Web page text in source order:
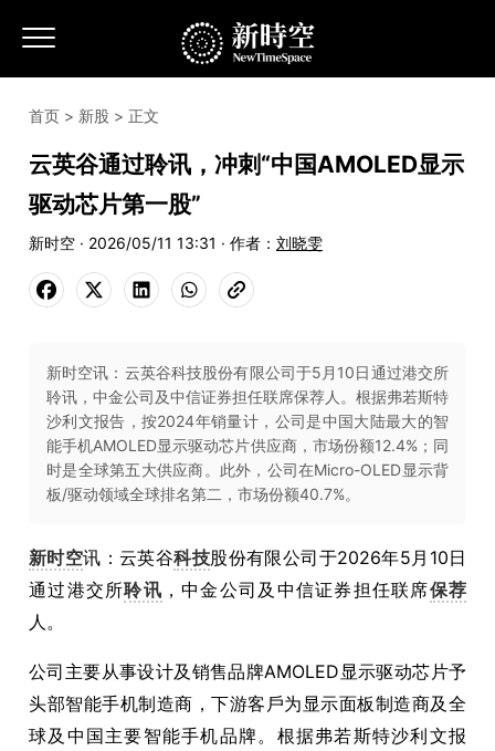
首页 > 新股 > 正文
云英谷通过聆讯，冲刺“中国AMOLED显示
驱动芯片第一股”
新时空 · 2026/05/11 13:31 · 作者： 刘晓雯
新时空讯：云英谷科技股份有限公司于5月10日通过港交所
聆讯，中金公司及中信证券担任联席保荐人。根据弗若斯特
沙利文报告，按2024年销量计，公司是中国大陆最大的智
能手机AMOLED显示驱动芯片供应商，市场份额12.4%；同
时是全球第五大供应商。此外，公司在Micro-OLED显示背
板/驱动领域全球排名第二，市场份额40.7%。
新时空讯：云英谷科技股份有限公司于2026年5月10日
通过港交所聆讯 ，中金公司及中信证券担任联席保荐
人。
公司主要从事设计及销售品牌AMOLED显示驱动芯片予
头部智能手机制造商，下游客戶为显示面板制造商及全
球及中国主要智能手机品牌。根据弗若斯特沙利文报